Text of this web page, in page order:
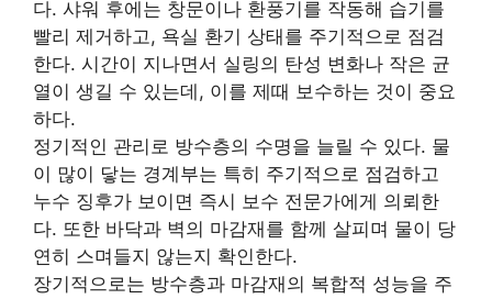
다. 샤워 후에는 창문이나 환풍기를 작동해 습기를
빨리 제거하고, 욕실 환기 상태를 주기적으로 점검
한다. 시간이 지나면서 실링의 탄성 변화나 작은 균
열이 생길 수 있는데, 이를 제때 보수하는 것이 중요
하다.
정기적인 관리로 방수층의 수명을 늘릴 수 있다. 물
이 많이 닿는 경계부는 특히 주기적으로 점검하고
누수 징후가 보이면 즉시 보수 전문가에게 의뢰한
다. 또한 바닥과 벽의 마감재를 함께 살피며 물이 당
연히 스며들지 않는지 확인한다.
장기적으로는 방수층과 마감재의 복합적 성능을 주